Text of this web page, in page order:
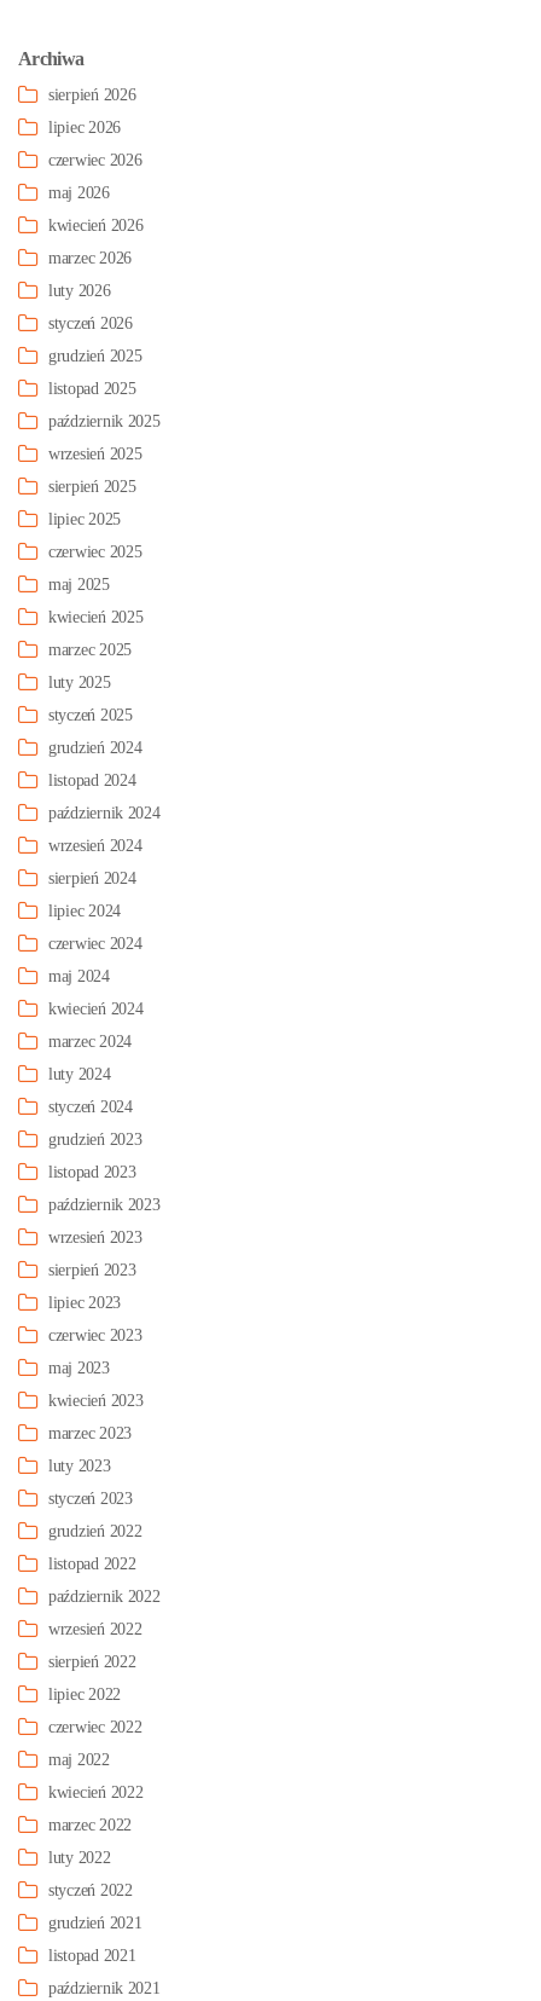
Archiwa
sierpień 2026
lipiec 2026
czerwiec 2026
maj 2026
kwiecień 2026
marzec 2026
luty 2026
styczeń 2026
grudzień 2025
listopad 2025
październik 2025
wrzesień 2025
sierpień 2025
lipiec 2025
czerwiec 2025
maj 2025
kwiecień 2025
marzec 2025
luty 2025
styczeń 2025
grudzień 2024
listopad 2024
październik 2024
wrzesień 2024
sierpień 2024
lipiec 2024
czerwiec 2024
maj 2024
kwiecień 2024
marzec 2024
luty 2024
styczeń 2024
grudzień 2023
listopad 2023
październik 2023
wrzesień 2023
sierpień 2023
lipiec 2023
czerwiec 2023
maj 2023
kwiecień 2023
marzec 2023
luty 2023
styczeń 2023
grudzień 2022
listopad 2022
październik 2022
wrzesień 2022
sierpień 2022
lipiec 2022
czerwiec 2022
maj 2022
kwiecień 2022
marzec 2022
luty 2022
styczeń 2022
grudzień 2021
listopad 2021
październik 2021